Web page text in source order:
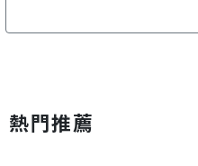
熱門推薦